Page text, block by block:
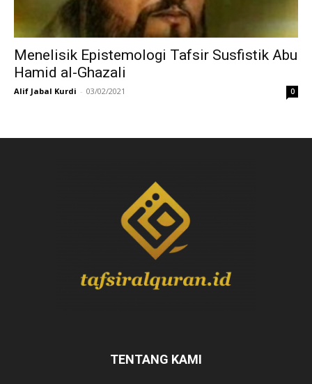
Menelisik Epistemologi Tafsir Susfistik Abu
Hamid al-Ghazali
Alif Jabal Kurdi - 03/02/2021 0
TENTANG KAMI